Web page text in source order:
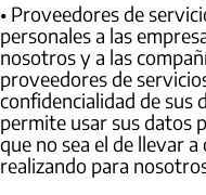
• Proveedores de
personales a las
nosotros y a las
proveedores de
confidencialidad de sus
permite usar sus datos
que no sea el de llevar
realizando para